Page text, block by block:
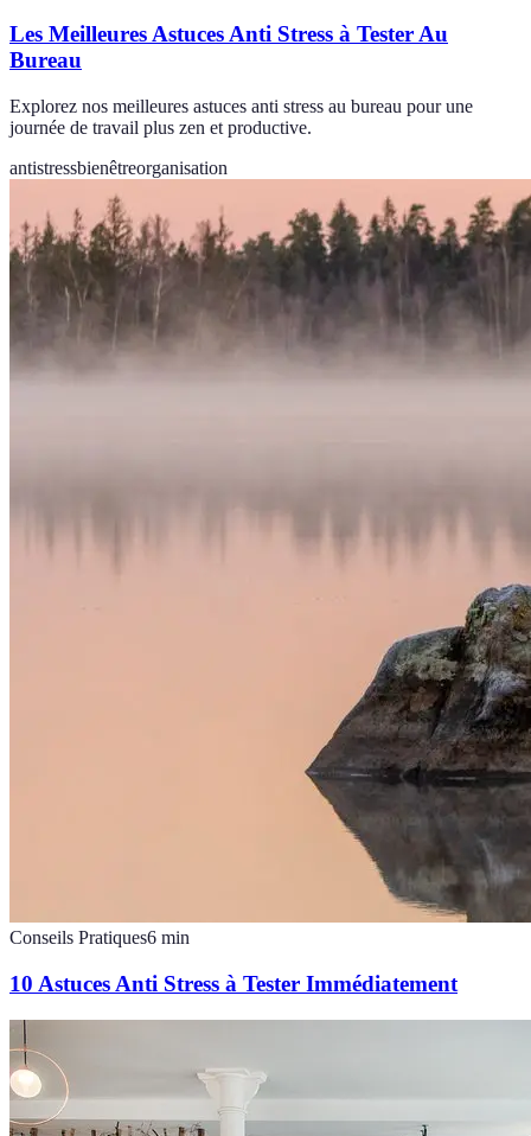
Les Meilleures Astuces Anti Stress à Tester Au
Bureau
Explorez nos meilleures astuces anti stress au bureau pour une
journée de travail plus zen et productive.
antistressbienêtreorganisation
Conseils Pratiques6 min
10 Astuces Anti Stress à Tester Immédiatement